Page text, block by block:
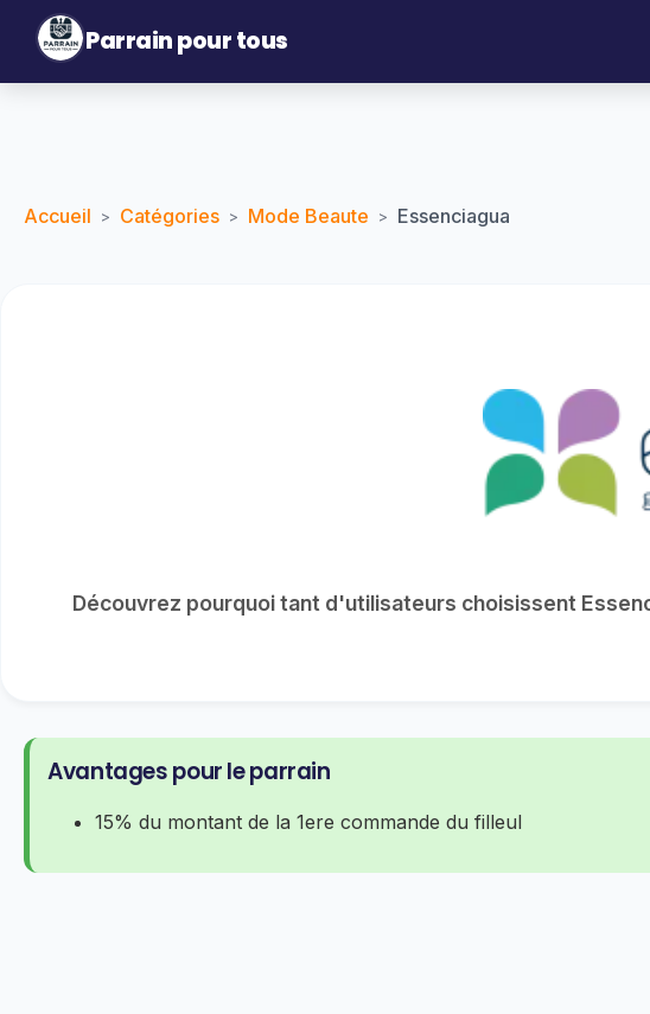
Parrain pour tous
Accueil > Catégories > Mode Beaute > Essenciagua
Découvrez pourquoi tant d'utilisateurs choisissent
Avantages pour le parrain
15% du montant de la 1ere commande du filleul